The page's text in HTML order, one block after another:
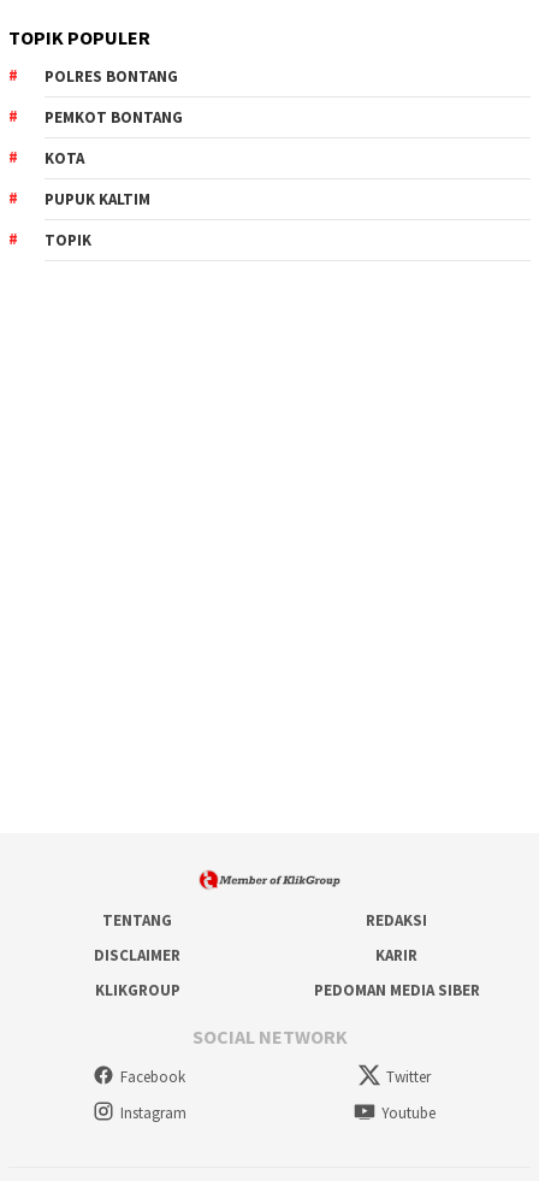
TOPIK POPULER
POLRES BONTANG
PEMKOT BONTANG
KOTA
PUPUK KALTIM
TOPIK
TENTANG
REDAKSI
DISCLAIMER
KARIR
KLIKGROUP
PEDOMAN MEDIA SIBER
SOCIAL NETWORK
Facebook
Twitter
Instagram
Youtube